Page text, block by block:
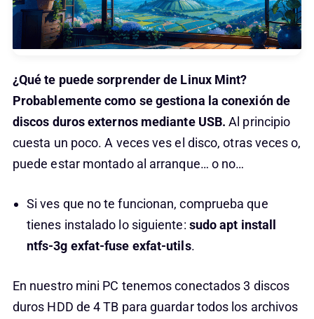
¿Qué te puede sorprender de Linux Mint?
Probablemente como se gestiona la conexión de
discos duros externos mediante USB.Al principio
cuesta un poco. A veces ves el disco, otras veces o,
puede estar montado al arranque… o no…
Si ves que no te funcionan, comprueba que
tienes instalado lo siguiente: sudo apt install
ntfs-3g exfat-fuse exfat-utils.
En nuestro mini PC tenemos conectados 3 discos
duros HDD de 4 TB para guardar todos los archivos